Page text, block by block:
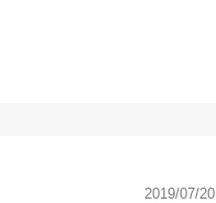
2019/07/20